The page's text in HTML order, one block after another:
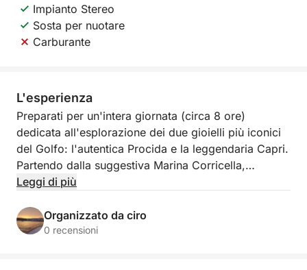
Impianto Stereo
Sosta per nuotare
Carburante
L'esperienza
Preparati per un'intera giornata (circa 8 ore)
dedicata all'esplorazione dei due gioielli più iconici
del Golfo: l'autentica Procida e la leggendaria Capri.
Partendo dalla suggestiva Marina Corricella,
navigheremo a bordo della nostra confortevole
equipaggiata per questa avventura più lunga.
Leggi di più
Organizzato da ciro
0 recensioni